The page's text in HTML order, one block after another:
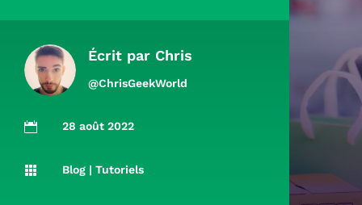
Écrit par Chris
@ChrisGeekWorld
 28 août 2022
 Blog |Tutoriels